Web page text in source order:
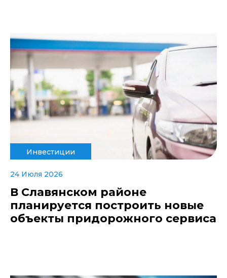
Инвестиции
24 Июля 2026
В Славянском районе
планируется построить новые
объекты придорожного сервиса